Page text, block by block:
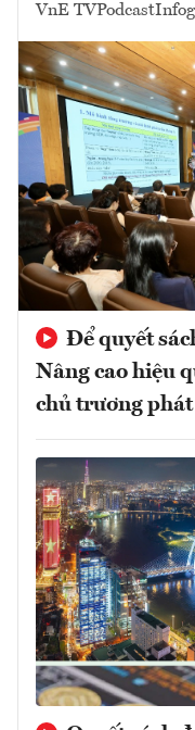
VnE TVPodcast
Để quyết
Nâng cao hiệu
chủ trương